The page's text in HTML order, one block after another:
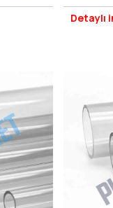
Çap)
Detaylı